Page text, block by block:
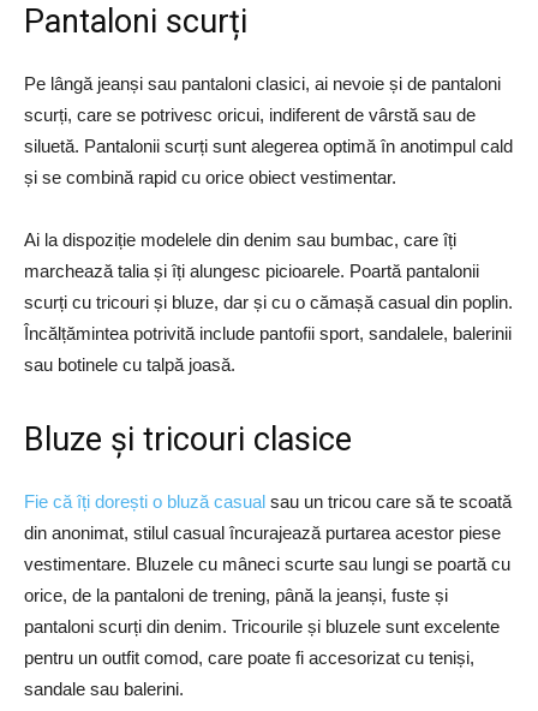
Pantaloni scurți
Pe lângă jeanși sau pantaloni clasici, ai nevoie și de pantaloni
scurți, care se potrivesc oricui, indiferent de vârstă sau de
siluetă. Pantalonii scurți sunt alegerea optimă în anotimpul cald
și se combină rapid cu orice obiect vestimentar.
Ai la dispoziție modelele din denim sau bumbac, care îți
marchează talia și îți alungesc picioarele. Poartă pantalonii
scurți cu tricouri și bluze, dar și cu o cămașă casual din poplin.
Încălțămintea potrivită include pantofii sport, sandalele, balerinii
sau botinele cu talpă joasă.
Bluze și tricouri clasice
Fie că îți dorești o bluză casual sau un tricou care să te scoată
din anonimat, stilul casual încurajează purtarea acestor piese
vestimentare. Bluzele cu mâneci scurte sau lungi se poartă cu
orice, de la pantaloni de trening, până la jeanși, fuste și
pantaloni scurți din denim. Tricourile și bluzele sunt excelente
pentru un outfit comod, care poate fi accesorizat cu teniși,
sandale sau balerini.